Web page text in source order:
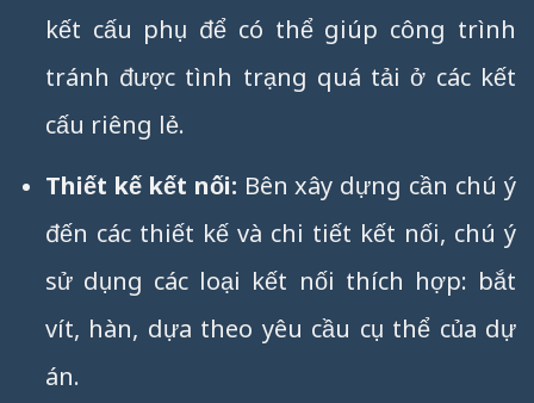
kết cấu phụ để có thể giúp công trình
tránh được tình trạng quá tải ở các kết
cấu riêng lẻ.
Thiết kế kết nối: Bên xây dựng cần chú ý
đến các thiết kế và chi tiết kết nối, chú ý
sử dụng các loại kết nối thích hợp: bắt
vít, hàn, dựa theo yêu cầu cụ thể của dự
án.